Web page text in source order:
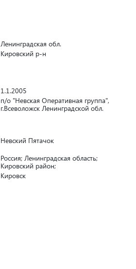
Ленинградская обл.
Кировский р-н
1.1.2005
п/о "Невская Оперативная группа",
г.Всеволожск Ленинградской обл.
Невский Пятачок
Россия; Ленинградская область;
Кировский район;
Кировск